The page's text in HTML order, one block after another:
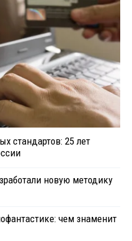
стандартов: 25 лет
новую методику
чем знаменит